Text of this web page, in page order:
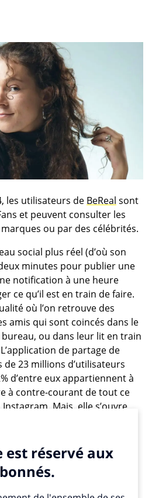
les utilisateurs de BeReal sont
et peuvent consulter les
ou par des célébrités.
social plus réel (d’où son
minutes pour publier une
notification à une heure
ce qu’il est en train de faire.
où l’on retrouve des
amis qui sont coincés dans le
ou dans leur lit en train
de partage de
23 millions d’utilisateurs
d’entre eux appartiennent à
à contre-courant de tout ce
Mais, elle s’ouvre
Paradoxal n’est-
retourner sa veste ?
aux stars et aux
avec l’offre des autres